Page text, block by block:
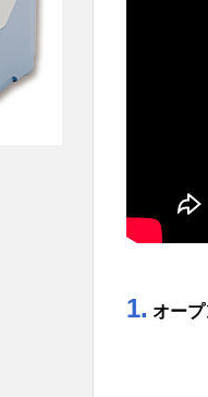
1. オー